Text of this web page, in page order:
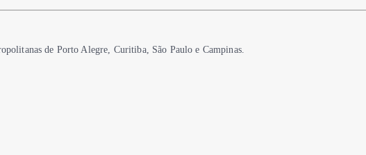
de Porto Alegre, Curitiba, São Paulo e Campinas.